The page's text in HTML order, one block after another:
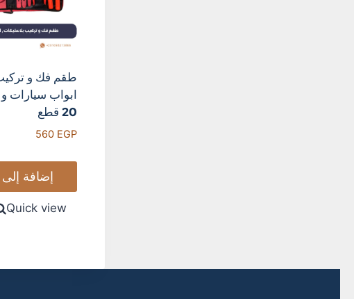
طقم فك و تركيب
ابواب سيارات و
20 قطع
560EGP
إضافة إلى
Quick view